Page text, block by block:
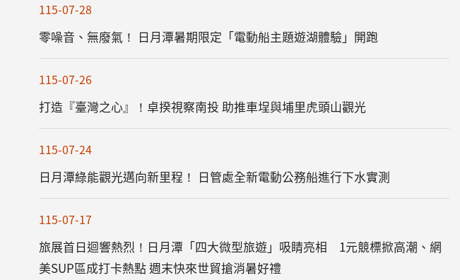
115-07-28
零噪音、無廢氣！ 日月潭暑期限定「電動船主題遊湖體驗」開跑
115-07-26
打造『臺灣之心』！卓揆視察南投 助推車埕與埔里虎頭山觀光
115-07-24
日月潭綠能觀光邁向新里程！ 日管處全新電動公務船進行下水實測
115-07-17
旅展首日迴響熱烈！日月潭「四大微型旅遊」吸睛亮相 1元競標掀高潮、網
美SUP區成打卡熱點 週末快來世貿搶消暑好禮